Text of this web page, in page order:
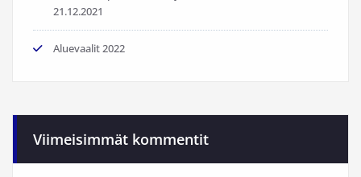
21.12.2021
Aluevaalit 2022
Viimeisimmät kommentit